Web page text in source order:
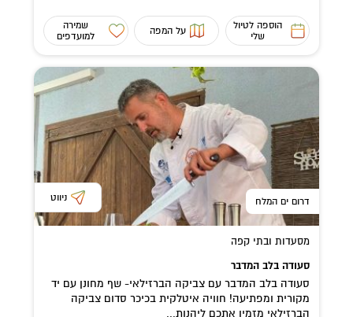
הוספה לטיול
שלי
על המפה
שמירה
למועדפים
דרום ים המלח ניווט
מסעדות ובתי קפה
סעודה בלב המדבר
סעודה בלב המדבר עם צביקה הברזילאי- שף מחונן עם יד
מקורית ומפתיעה! חוויה איטלקית בכיכר סדום צביקה
הברזילאי מזמין אתכם ליהנות...